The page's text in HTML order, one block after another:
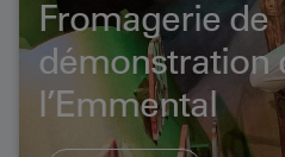
Fromagerie de
démonstration
l’Emmental